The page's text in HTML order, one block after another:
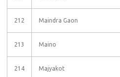
212 Maindra Gaon
213 Maino
214 Majyakot